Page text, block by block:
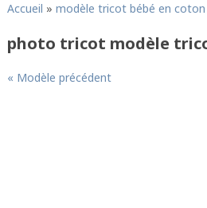
Accueil » modèle tricot bébé en coton
photo tricot modèle
« Modèle précédent